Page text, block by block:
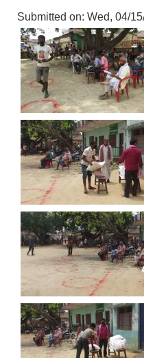
Submitted on: Wed, 04/